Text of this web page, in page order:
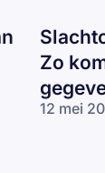
Zo
12 mei